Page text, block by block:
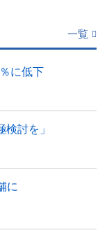
一覧
に低下
討を」
に